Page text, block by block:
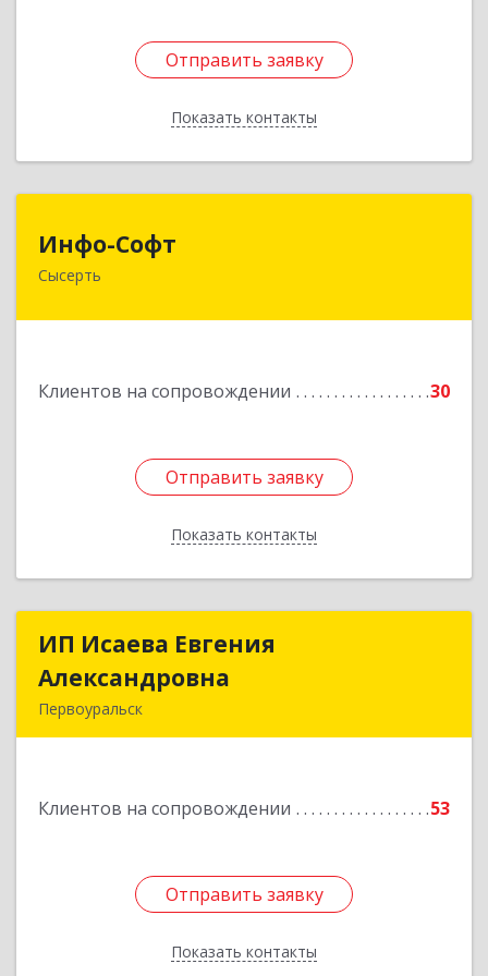
Отправить заявку
Показать контакты
Отправить заявку
Назад
Инфо-Софт
Сысерть
Клиентов на сопровождении 30
Отправить заявку
Показать контакты
624021, Свердловская обл, Сысерть г, Коммуны
Отправить заявку
Назад
ИП Исаева Евгения
Александровна
Первоуральск
Клиентов на сопровождении 53
Отправить заявку
Показать контакты
ИП Исаева Евгения
Отправить заявку
Назад